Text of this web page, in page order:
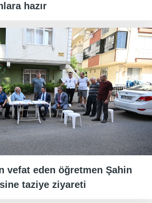
hazır
vefat eden öğretmen Şahin
taziye ziyareti